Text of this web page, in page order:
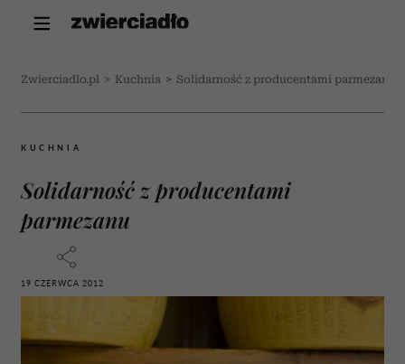
Zwierciadlo.pl > Kuchnia > Solidarność z producentami parmezanu
KUCHNIA
Solidarność z producentami
parmezanu
19 CZERWCA 2012